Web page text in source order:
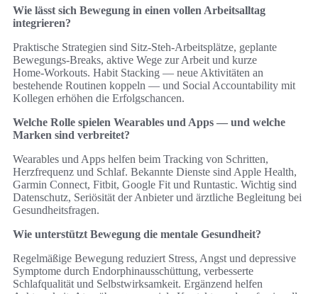
Wie lässt sich Bewegung in einen vollen Arbeitsalltag
integrieren?
Praktische Strategien sind Sitz‑Steh‑Arbeitsplätze, geplante
Bewegungs‑Breaks, aktive Wege zur Arbeit und kurze
Home‑Workouts. Habit Stacking — neue Aktivitäten an
bestehende Routinen koppeln — und Social Accountability mit
Kollegen erhöhen die Erfolgschancen.
Welche Rolle spielen Wearables und Apps — und welche
Marken sind verbreitet?
Wearables und Apps helfen beim Tracking von Schritten,
Herzfrequenz und Schlaf. Bekannte Dienste sind Apple Health,
Garmin Connect, Fitbit, Google Fit und Runtastic. Wichtig sind
Datenschutz, Seriösität der Anbieter und ärztliche Begleitung bei
Gesundheitsfragen.
Wie unterstützt Bewegung die mentale Gesundheit?
Regelmäßige Bewegung reduziert Stress, Angst und depressive
Symptome durch Endorphinausschüttung, verbesserte
Schlafqualität und Selbstwirksamkeit. Ergänzend helfen